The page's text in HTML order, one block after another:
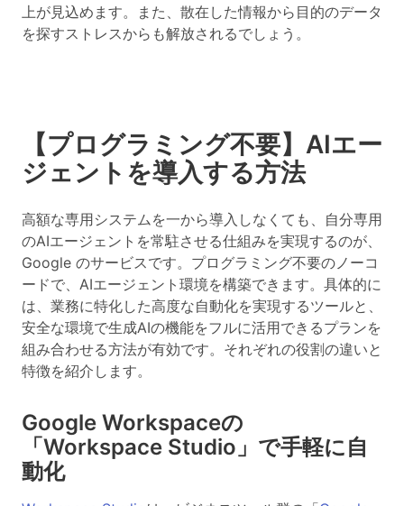
上が見込めます。また、散在した情報から目的のデータ
を探すストレスからも解放されるでしょう。
【プログラミング不要】AIエー
ジェントを導入する方法
高額な専用システムを一から導入しなくても、自分専用
のAIエージェントを常駐させる仕組みを実現するのが、
Google のサービスです。プログラミング不要のノーコ
ードで、AIエージェント環境を構築できます。具体的に
は、業務に特化した高度な自動化を実現するツールと、
安全な環境で生成AIの機能をフルに活用できるプランを
組み合わせる方法が有効です。それぞれの役割の違いと
特徴を紹介します。
Google Workspaceの
「Workspace Studio」で手軽に自
動化